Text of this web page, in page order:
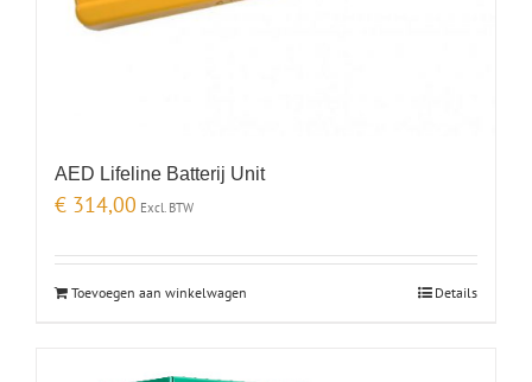
AED Lifeline Batterij Unit
€ 314,00 Excl. BTW
Toevoegen aan winkelwagen Details